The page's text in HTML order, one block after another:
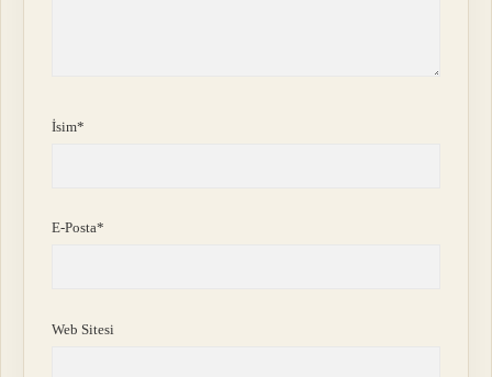
İsim*
E-Posta*
Web Sitesi